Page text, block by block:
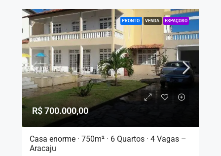
PRONTO VENDA ESPAÇOSO
R$ 700.000,00
Casa enorme · 750m² · 6 Quartos · 4 Vagas –
Aracaju